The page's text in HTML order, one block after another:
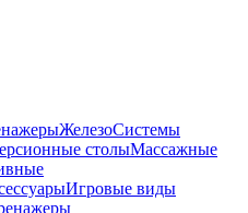
ЖелезоСистемы
столыМассажные
Игровые виды